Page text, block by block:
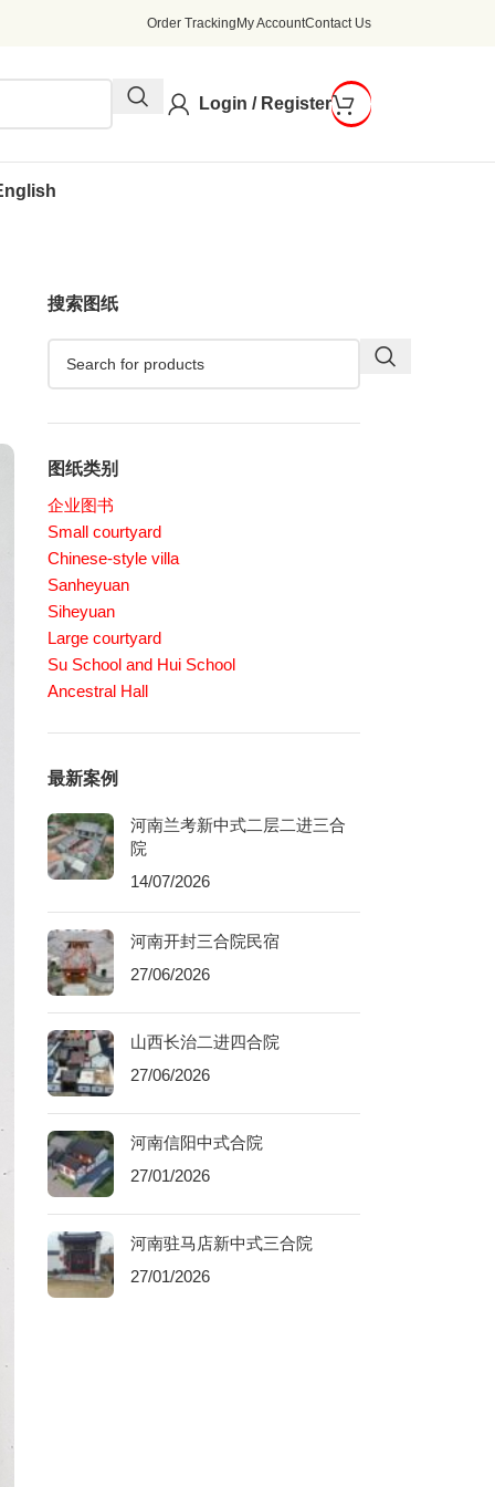
Order Tracking My AccountContact Us
Login / Register
搜索图纸
图纸类别
企业图书
Small courtyard
Chinese-style villa
Sanheyuan
Siheyuan
Large courtyard
Su School and Hui School
Ancestral Hall
最新案例
河南兰考新中式二层二进三合
院
14/07/2026
河南开封三合院民宿
27/06/2026
山西长治二进四合院
27/06/2026
河南信阳中式合院
27/01/2026
河南驻马店新中式三合院
27/01/2026